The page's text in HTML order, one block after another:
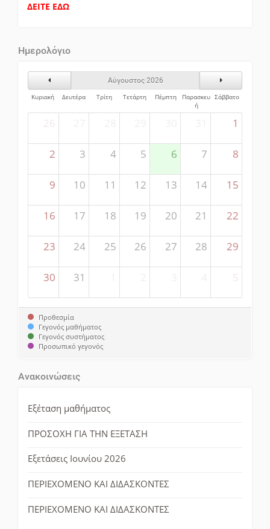
ΔΕΙΤΕ ΕΔΩ
Ημερολόγιο
Προηγούμενος ΜήναςΑύγουστος 2026
Επόμενος
Κυριακή
Δευτέρα Τρίτη Τετάρτη Πέμπτη
Παρασκευ
ή
Σάββατο
26 1
2 3 4 5 6 7 8
9 10 11 12 13 14 15
16 17 18 19 20 21 22
23 24 25 26 27 28 29
30 31 5
Προθεσμία
Γεγονός μαθήματος
Γεγονός συστήματος
Προσωπικό γεγονός
Ανακοινώσεις
Εξέταση μαθήματος
ΠΡΟΣΟΧΗ ΓΙΑ ΤΗΝ ΕΞΕΤΑΣΗ
Εξετάσεις Ιουνίου 2026
ΠΕΡΙΕΧΟΜΕΝΟ ΚΑΙ ΔΙΔΑΣΚΟΝΤΕΣ
ΠΕΡΙΕΧΟΜΕΝΟ ΚΑΙ ΔΙΔΑΣΚΟΝΤΕΣ